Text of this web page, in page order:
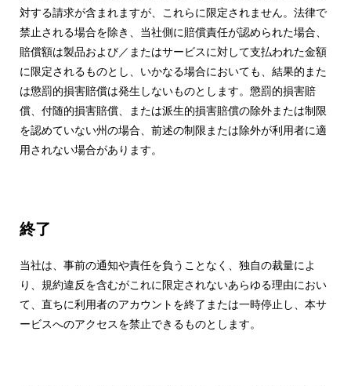
対する請求が含まれますが、これらに限定されません。法律で
禁止される場合を除き、当社側に賠償責任が認められた場合、
賠償額は製品および／またはサービスに対して支払われた金額
に限定されるものとし、いかなる場合においても、結果的また
は懲罰的損害賠償は発生しないものとします。懲罰的損害賠
償、付随的損害賠償、または派生的損害賠償の除外または制限
を認めていない州の場合、前述の制限または除外が利用者に適
用されない場合があります。
終了
当社は、事前の通知や責任を負うことなく、独自の裁量によ
り、規約違反を含むがこれに限定されないあらゆる理由におい
て、直ちに利用者のアカウントを終了または一時停止し、本サ
ービスへのアクセスを禁止できるものとします。